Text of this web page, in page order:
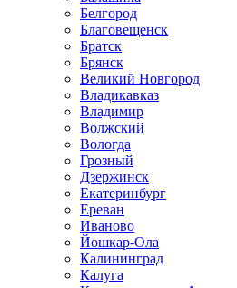
Белгород
Благовещенск
Братск
Брянск
Великий Новгород
Владикавказ
Владимир
Волжский
Вологда
Грозный
Дзержинск
Екатеринбург
Ереван
Иваново
Йошкар-Ола
Калининград
Калуга